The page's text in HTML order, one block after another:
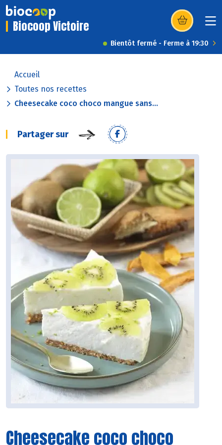
Biocoop Victoire (s’ouvre dans
Bientôt fermé - Ferme à 19:30
Accueil
Toutes nos recettes
Cheesecake coco choco mangue sans...
Partager sur
Cheesecake coco choco